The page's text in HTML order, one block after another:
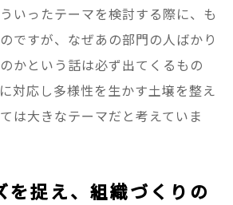
いったテーマを検討する際に、も
ですが、なぜあの部門の人ばかり
かという話は必ず出てくるもの
対応し多様性を生かす土壌を整え
は大きなテーマだと考えていま
を捉え、組織づくりの